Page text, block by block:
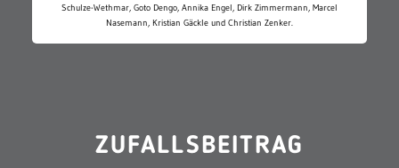
Schulze-Wethmar, Goto Dengo, Annika Engel, Dirk Zimmermann, Marcel
Nasemann, Kristian Gäckle und Christian Zenker.
ZUFALLSBEITRAG